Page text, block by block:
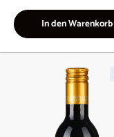
In den Warenkorb